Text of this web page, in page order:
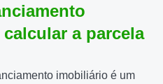
a parcela
imobiliário é um